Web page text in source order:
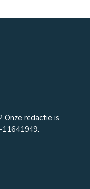
Onze redactie is